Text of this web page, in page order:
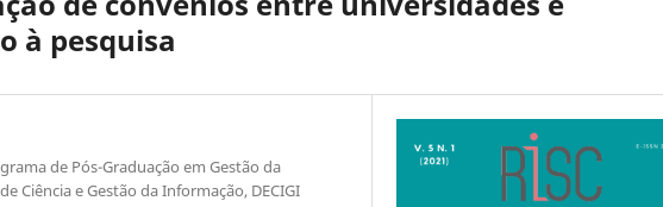
à pesquisa
de Pós-Graduação em Gestão da
Ciência e Gestão da Informação, DECIGI